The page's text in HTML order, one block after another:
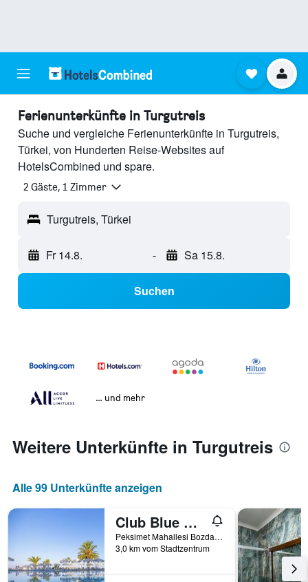
Ferienunterkünfte in Turgutreis
Suche und vergleiche Ferienunterkünfte in Turgutreis,
Türkei, von Hunderten Reise-Websites auf
HotelsCombined und spare.
2 Gäste, 1 Zimmer
Turgutreis, Türkei
Fr 14.8. - Sa 15.8.
Suchen
… und mehr
Weitere Unterkünfte in Turgutreis
Alle 99 Unterkünfte anzeigen
Club Blue White
Peksimet Mahallesi Bozdag 14 Sok No 17 A Kadikales, Turgutreis, Türkei
3,0 km vom Stadtzentrum